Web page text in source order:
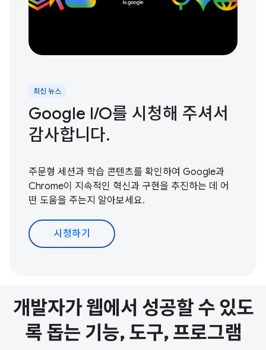
최신 뉴스
Google I / O를 시청해 주셔서
감사합니다.
주문형 세션과 학습 콘텐츠를 확인하여 Google과
Chrome이 지속적인 혁신과 구현을 추진하는 데 어
떤 도움을 주는지 알아보세요.
시청하기
개발자가 웹에서 성공할 수 있도
록 돕는 기능, 도구, 프로그램